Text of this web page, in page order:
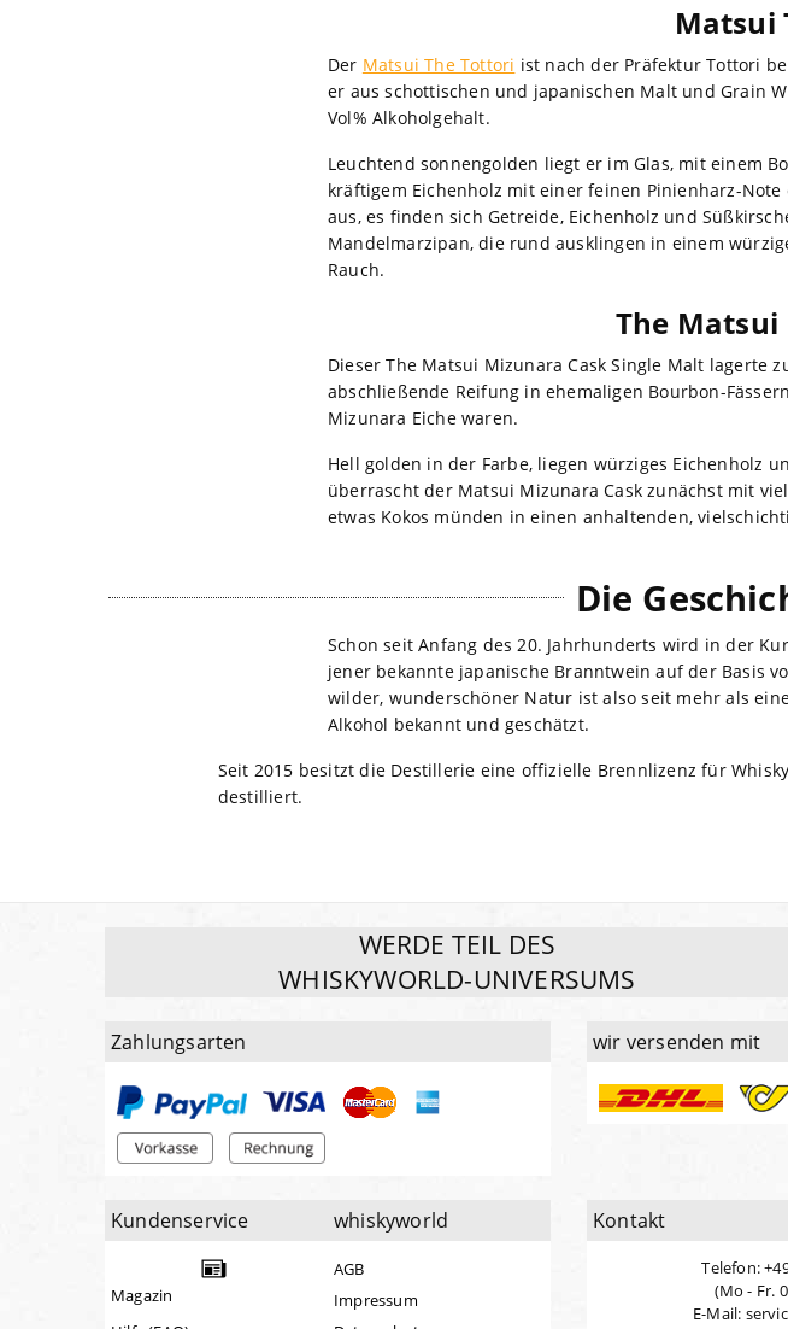
Matsui
Der Matsui The Tottori ist nach der Präfektur Tottori
er aus schottischen und japanischen Malt und Grain
Vol% Alkoholgehalt.
Leuchtend sonnengolden liegt er im Glas, mit einem
kräftigem Eichenholz mit einer feinen Pinienharz-
aus, es finden sich Getreide, Eichenholz und
Mandelmarzipan, die rund ausklingen in einem
Rauch.
The Matsui
Dieser The Matsui Mizunara Cask Single Malt lagerte
abschließende Reifung in ehemaligen Bourbon-
Mizunara Eiche waren.
Hell golden in der Farbe, liegen würziges Eichenholz
überrascht der Matsui Mizunara Cask zunächst mit
etwas Kokos münden in einen anhaltenden,
Die
Schon seit Anfang des 20. Jahrhunderts wird in der
jener bekannte japanische Branntwein auf der Basis
wilder, wunderschöner Natur ist also seit mehr als
Alkohol bekannt und geschätzt.
Seit 2015 besitzt die Destillerie eine offizielle Brennlizenz für
destilliert.
WERDE TEIL DES
WHISKYWORLD-UNIVERSUMS
Zahlungsarten wir versenden mit
Kundenservice
Magazin
whiskyworld
AGB
Impressum
Kontakt
Telefon:
(Mo - Fr.
E-Mail: